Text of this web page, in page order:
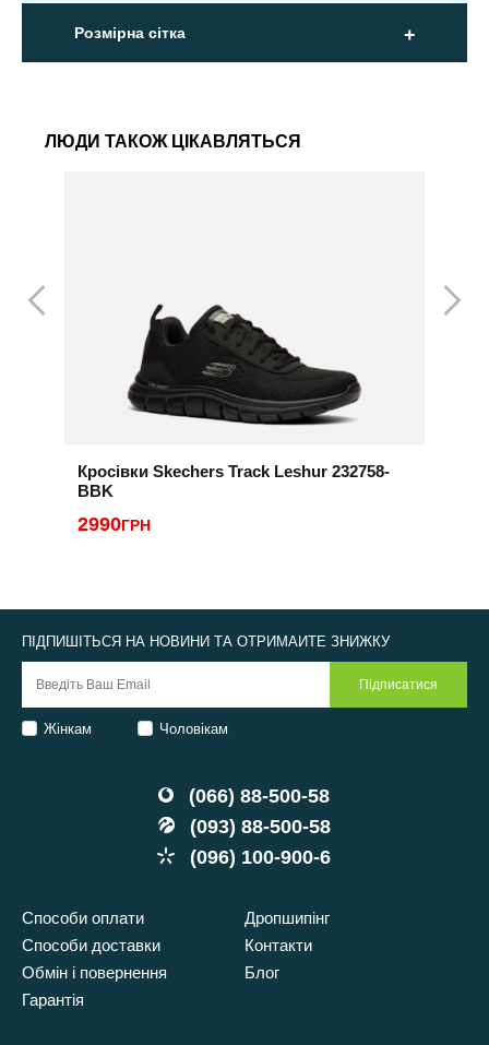
Розмірна сітка
ЛЮДИ ТАКОЖ ЦІКАВЛЯТЬСЯ
Кросівки Skechers Track Leshur 232758-
BBK
2990ГРН
(066) 88-500-58
(093) 88-500-58
(096) 100-900-6
Способи оплати
Способи доставки
Обмін і повернення
Гарантія
Дропшипінг
Контакти
Блог
ПІДПИШІТЬСЯ НА НОВИНИ ТА ОТРИМАЙТЕ ЗНИЖКУ
Жінкам Чоловікам